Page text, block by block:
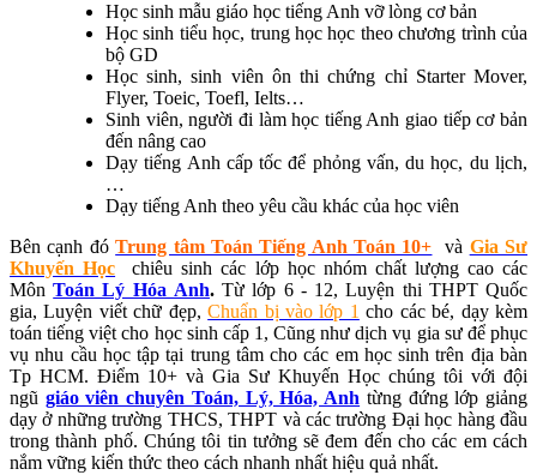
Học sinh mẫu giáo học tiếng Anh vỡ lòng cơ bản
Học sinh tiểu học, trung học học theo chương trình của
bộ GD
Học sinh, sinh viên ôn thi chứng chỉ Starter Mover,
Flyer, Toeic, Toefl, Ielts…
Sinh viên, người đi làm học tiếng Anh giao tiếp cơ bản
đến nâng cao
Dạy tiếng Anh cấp tốc để phỏng vấn, du học, du lịch,
…
Dạy tiếng Anh theo yêu cầu khác của học viên
Bên cạnh đó Trung tâm Toán Tiếng Anh Toán 10+ và Gia Sư
Khuyến Học
chiêu sinh các lớp học nhóm chất lượng cao các
MônToán Lý Hóa Anh.Từ lớp 6 - 12, Luyện thi THPT Quốc
gia, Luyện viết chữ đẹp,Chuẩn bị vào lớp 1 cho các bé, dạy kèm
toán tiếng việt cho học sinh cấp 1, Cũng như dịch vụ gia sư để phục
vụ nhu cầu học tập tại trung tâm cho các em học sinh trên địa bàn
Tp HCM. Điểm 10+ và Gia Sư Khuyến Học chúng tôi với đội
ngũ giáo viên chuyên Toán, Lý, Hóa, Anh từng đứng lớp giảng
dạy ở những trường THCS, THPT và các trường Đại học hàng đầu
trong thành phố. Chúng tôi tin tưởng sẽ đem đến cho các em cách
nắm vững kiến thức theo cách nhanh nhất hiệu quả nhất.